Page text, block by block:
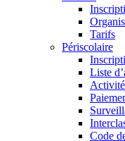
Tarifs
Périscolaire
Liste
Code